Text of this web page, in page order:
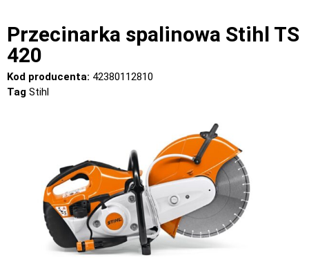
Przecinarka spalinowa Stihl TS
420
Kod producenta: 42380112810
Tag Stihl